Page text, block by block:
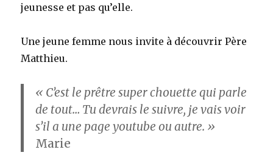
jeunesse et pas qu’elle.
Une jeune femme nous invite à découvrir Père
Matthieu.
« C’est le prêtre super chouette qui parle
de tout… Tu devrais le suivre, je vais voir
s’il a une page youtube ou autre. »
Marie